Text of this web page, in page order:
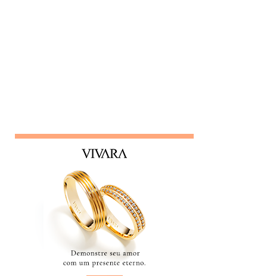
e está sempre metida em confusões. Colegas assim
raramente contribuem para a equipe - mantenha distância e
foque no seu trabalho. Impac...